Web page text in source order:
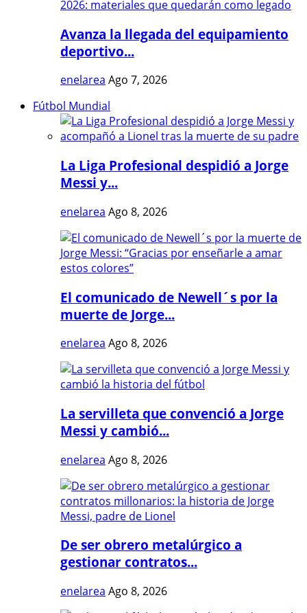
Avanza la llegada del equipamiento
deportivo...
enelarea Ago 7, 2026
Fútbol Mundial
La Liga Profesional despidió a Jorge
Messi y...
enelarea Ago 8, 2026
El comunicado de Newell´s por la
muerte de Jorge...
enelarea Ago 8, 2026
La servilleta que convenció a Jorge
Messi y cambió...
enelarea Ago 8, 2026
De ser obrero metalúrgico a
gestionar contratos...
enelarea Ago 8, 2026